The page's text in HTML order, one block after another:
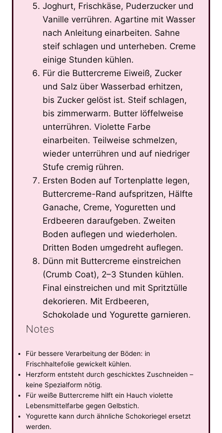
Joghurt, Frischkäse, Puderzucker und
Vanille verrühren. Agartine mit Wasser
nach Anleitung einarbeiten. Sahne
steif schlagen und unterheben. Creme
einige Stunden kühlen.
Für die Buttercreme Eiweiß, Zucker
und Salz über Wasserbad erhitzen,
bis Zucker gelöst ist. Steif schlagen,
bis zimmerwarm. Butter löffelweise
unterrühren. Violette Farbe
einarbeiten. Teilweise schmelzen,
wieder unterrühren und auf niedriger
Stufe cremig rühren.
Ersten Boden auf Tortenplatte legen,
Buttercreme-Rand aufspritzen, Hälfte
Ganache, Creme, Yoguretten und
Erdbeeren daraufgeben. Zweiten
Boden auflegen und wiederholen.
Dritten Boden umgedreht auflegen.
Dünn mit Buttercreme einstreichen
(Crumb Coat), 2–3 Stunden kühlen.
Final einstreichen und mit Spritztülle
dekorieren. Mit Erdbeeren,
Schokolade und Yogurette garnieren.
Notes
Für bessere Verarbeitung der Böden: in
Frischhaltefolie gewickelt kühlen.
Herzform entsteht durch geschicktes Zuschneiden –
keine Spezialform nötig.
Für weiße Buttercreme hilft ein Hauch violette
Lebensmittelfarbe gegen Gelbstich.
Yogurette kann durch ähnliche Schokoriegel ersetzt
werden.